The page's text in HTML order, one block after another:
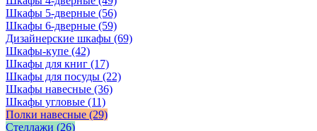
Шкафы 5-дверные (56)
Шкафы 6-дверные (59)
Дизайнерские шкафы (69)
Шкафы-купе (42)
Шкафы для книг (17)
Шкафы для посуды (22)
Шкафы навесные (36)
Шкафы угловые (11)
Полки навесные (29)
Стеллажи (26)